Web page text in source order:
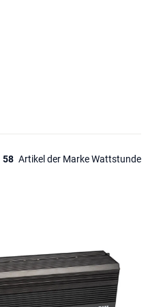
58 Artikel der Marke Wattstunde